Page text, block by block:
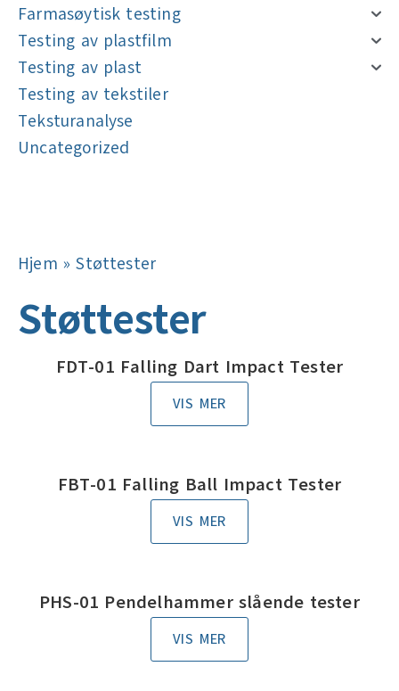
Farmasøytisk testing
Testing av plastfilm
Testing av plast
Testing av tekstiler
Teksturanalyse
Uncategorized
Hjem »Støttester
Støttester
FDT-01 Falling Dart Impact Tester
VIS MER
FBT-01 Falling Ball Impact Tester
VIS MER
PHS-01 Pendelhammer slående tester
VIS MER